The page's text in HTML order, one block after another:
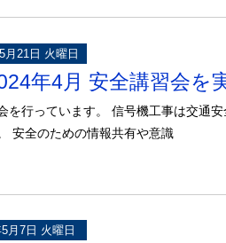
月21日 火曜日
年4月 安全講習会を
を行っています。 信号機工事は交通
安全のための情報共有や意識
月7日 火曜日